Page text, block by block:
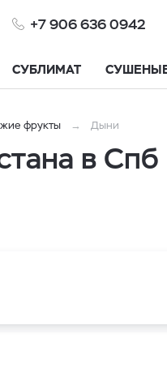
+7 906 636 0942
СУБЛИМАТ
фрукты Дыни
в Спб